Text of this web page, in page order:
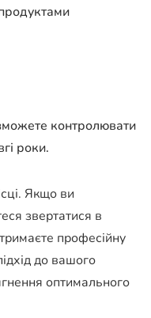
контролювати
роки.
Якщо ви
звертатися в
професійну
до вашого
оптимального